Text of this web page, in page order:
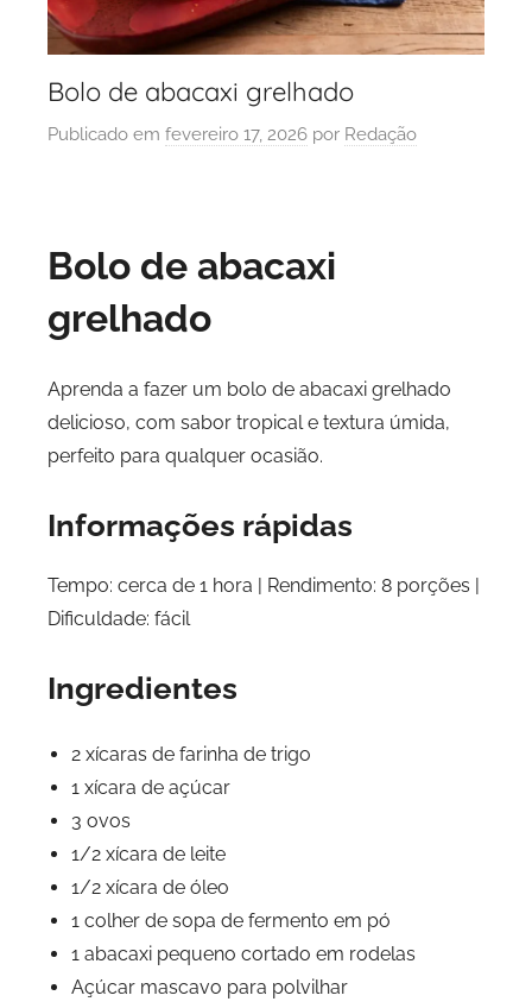
Bolo de abacaxi grelhado
Publicado em fevereiro 17, 2026 por Redação
Bolo de abacaxi
grelhado
Aprenda a fazer um bolo de abacaxi grelhado
delicioso, com sabor tropical e textura úmida,
perfeito para qualquer ocasião.
Informações rápidas
Tempo: cerca de 1 hora | Rendimento: 8 porções |
Dificuldade: fácil
Ingredientes
2 xícaras de farinha de trigo
1 xícara de açúcar
3 ovos
1/2 xícara de leite
1/2 xícara de óleo
1 colher de sopa de fermento em pó
1 abacaxi pequeno cortado em rodelas
Açúcar mascavo para polvilhar